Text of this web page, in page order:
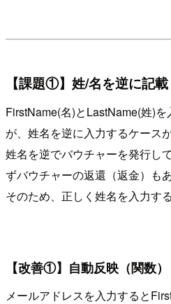
【課題①】姓/名を逆に記
FirstName(名)とLastName(姓)
が、姓名を逆に入力するケース
姓名を逆でバウチャーを発行し
ずバウチャーの返還（返金）も
そのため、正しく姓名を入力す
【改善①】自動反映（関数）
メールアドレスを入力すると